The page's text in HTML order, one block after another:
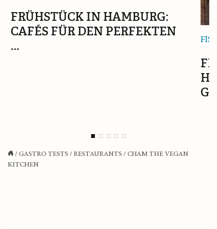
FRÜHSTÜCK IN HAMBURG:
CAFÉS FÜR DEN PERFEKTEN
...
/ GASTRO TESTS / RESTAURANTS / CHAM THE VEGAN
KITCHEN